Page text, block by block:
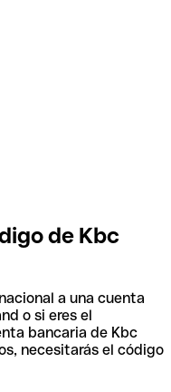
de Kbc
a una cuenta
o si eres el
bancaria de Kbc
necesitarás el código